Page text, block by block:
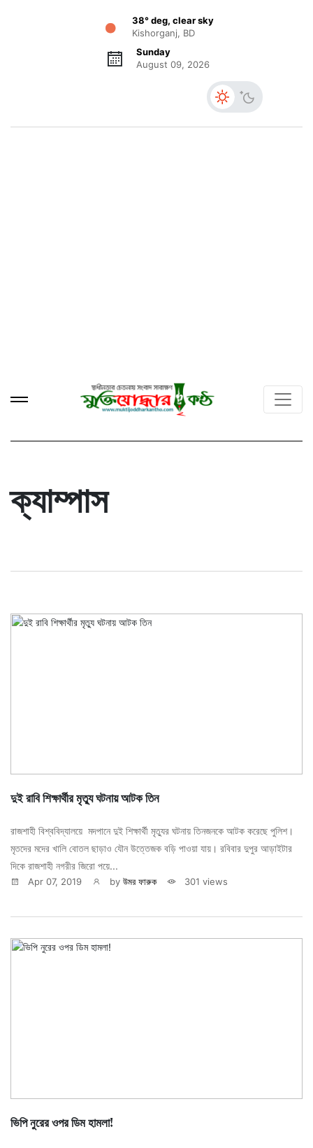
38° deg, clear sky
Kishorganj, BD
Sunday
August 09, 2026
ক্যাম্পাস
দুই রাবি শিক্ষার্থীর মৃত্যু ঘটনায় আটক তিন
রাজশাহী বিশ্ববিদ্যালয়ে মদপানে দুই শিক্ষার্থী মৃত্যুর ঘটনায় তিনজনকে আটক করেছে পুলিশ।
মৃতদের মদের খালি বোতল ছাড়াও যৌন উত্তেজক বড়ি পাওয়া যায়। রবিবার দুপুর আড়াইটার
দিকে রাজশাহী নগরীর জিরো পয়ে...
Apr 07, 2019 by উমর ফারুক 301 views
ভিপি নুরের ওপর ডিম হামলা!